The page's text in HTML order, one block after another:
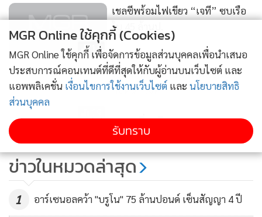
11
เชลซีพร้อมไฟเขียว “เจที” ซบเรือ
ใบ 45 ล้านป.
เชลซีปัด 30 ล้านป.เรือใบขอซื้อ
กัปตัน “เจที”
13
“เวนเกอร์” ปัดตอบคำถามกรณี
ปลด “กัลลาส”
แสดงเพิ่มเติม
ข่าวในหมวดล่าสุด
1 อาร์เซนอลคว้า "บรูโน" 75 ล้านปอนด์ เซ็นสัญญา 4 ปี
MGR Online ใช้คุกกี้ (Cookies)
MGR Online ใช้คุกกี้ เพื่อจัดการข้อมูลส่วนบุคคลเพื่อนำเสนอ
ประสบการณ์คอนเทนต์ที่ดีที่สุดให้กับผู้อ่านบนเว็บไซต์ และ
แอพพลิเคชั่น เงื่อนไขการใช้งานเว็บไซต์ และ นโยบายสิทธิ
ส่วนบุคคล
รับทราบ